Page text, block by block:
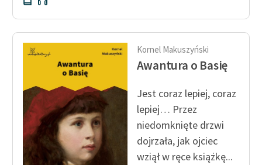
Materiały promocyjne
Polityka prywatności
Regulamin biblioteki
Dane fundacji i
sprawozdania finansowe
Regulamin darowizn
Informacja o treściach
wrażliwych
Kornel Makuszyński
Awantura o Basię
Jest coraz lepiej, coraz
lepiej… Przez
niedomknięte drzwi
dojrzała, jak ojciec
wziął w ręce książkę...